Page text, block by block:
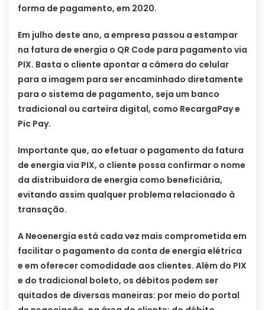
forma de pagamento, em 2020.
Em julho deste ano, a empresa passou a estampar
na fatura de energia o QR Code para pagamento via
PIX. Basta o cliente apontar a câmera do celular
para a imagem para ser encaminhado diretamente
para o sistema de pagamento, seja um banco
tradicional ou carteira digital, como RecargaPay e
Pic Pay.
Importante que, ao efetuar o pagamento da fatura
de energia via PIX, o cliente possa confirmar o nome
da distribuidora de energia como beneficiária,
evitando assim qualquer problema relacionado à
transação.
A Neoenergia está cada vez mais comprometida em
facilitar o pagamento da conta de energia elétrica
e em oferecer comodidade aos clientes. Além do PIX
e do tradicional boleto, os débitos podem ser
quitados de diversas maneiras: por meio do portal